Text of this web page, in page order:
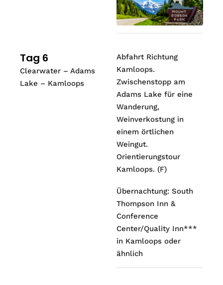
Tag 6
Clearwater – Adams
Lake – Kamloops
Abfahrt Richtung
Kamloops.
Zwischenstopp am
Adams Lake für eine
Wanderung,
Weinverkostung in
einem örtlichen
Weingut.
Orientierungstour
Kamloops. (F)
Übernachtung: South
Thompson Inn &
Conference
Center/Quality Inn***
in Kamloops oder
ähnlich